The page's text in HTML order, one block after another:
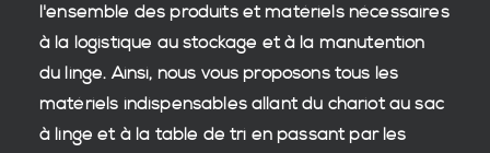
l'ensemble des produits et matériels nécessaires
à la logistique au stockage et à la manutention
du linge. Ainsi, nous vous proposons tous les
matériels indispensables allant du chariot au sac
à linge et à la table de tri en passant par les